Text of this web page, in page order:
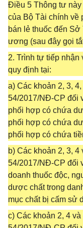
Điều 5 Thông tư này
của Bộ Tài chính về
bán lẻ thuốc đến Sở
ương (sau đây gọi
2. Trình tự tiếp
quy định tại:
a) Các khoản 2, 3,
54/2017/NĐ-CP đối
phối hợp có chứa
phối hợp có chứa
phối hợp có chứa
b) Các khoản 2, 3,
54/2017/NĐ-CP đối
doanh thuốc độc,
dược chất trong
mục chất bị cấm sử
c) Các khoản 2, 4